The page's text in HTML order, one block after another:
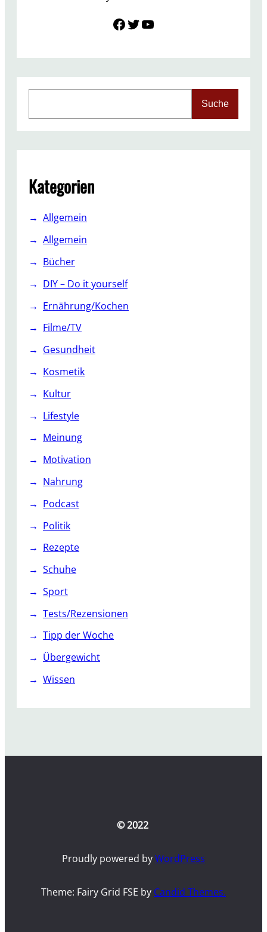
a
u
h
l
Link zu Facebook Twitter YouTube
c
Suche
Kategorien
Allgemein
Allgemein
Bücher
DIY – Do it yourself
Ernährung/Kochen
Filme/TV
Gesundheit
Kosmetik
Kultur
Lifestyle
Meinung
Motivation
Nahrung
Podcast
Politik
Rezepte
Schuhe
Sport
Tests/Rezensionen
Tipp der Woche
Übergewicht
Wissen
© 2022
Proudly powered byWordPress
Theme: Fairy Grid FSE by Candid Themes.